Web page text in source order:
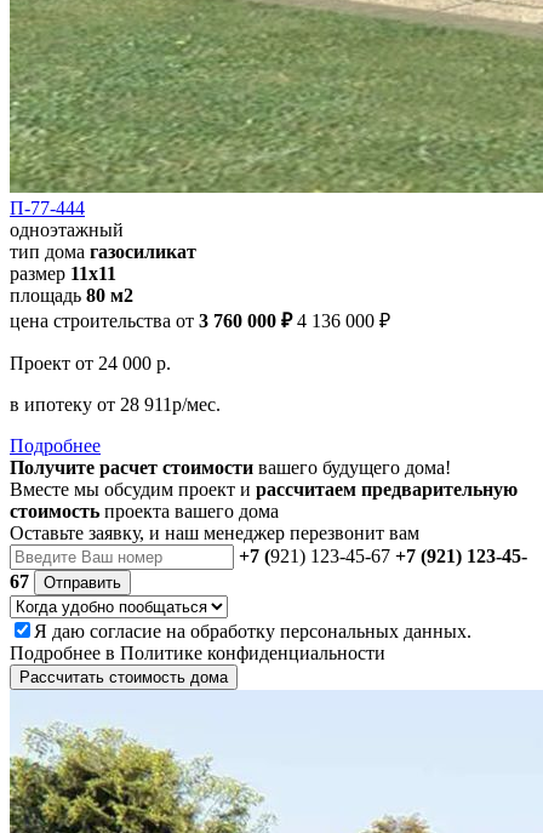
П-77-444
одноэтажный
тип дома газосиликат
размер 11х11
площадь 80 м2
цена строительства от 3 760 000 ₽ 4 136 000 ₽
Проект от 24 000 р.
в ипотеку от 28 911р/мес.
Подробнее
Получите расчет стоимости вашего будущего дома!
Вместе мы обсудим проект и рассчитаем предварительную
стоимость проекта вашего дома
Оставьте заявку, и наш менеджер перезвонит вам
+7 (921) 123-45-67 +7 (921) 123-45-
67
Отправить
Я даю согласие на обработку персональных данных.
Подробнее в Политике конфиденциальности
Рассчитать стоимость дома